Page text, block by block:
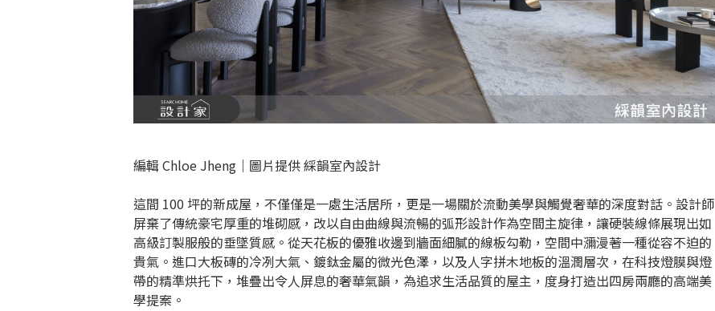
編輯 Chloe Jheng｜圖片提供 綵韻室內設計
這間 100 坪的新成屋，不僅僅是一處生活居所，更是一場關於流動美學與觸覺奢華的深度對話。設計師
屏棄了傳統豪宅厚重的堆砌感，改以自由曲線與流暢的弧形設計作為空間主旋律，讓硬裝線條展現出如
高級訂製服般的垂墜質感。從天花板的優雅收邊到牆面細膩的線板勾勒，空間中瀰漫著一種從容不迫的
貴氣。進口大板磚的冷冽大氣、鍍鈦金屬的微光色澤，以及人字拼木地板的溫潤層次，在科技燈膜與燈
帶的精準烘托下，堆疊出令人屏息的奢華氣韻，為追求生活品質的屋主，度身打造出四房兩廳的高端美
學提案。